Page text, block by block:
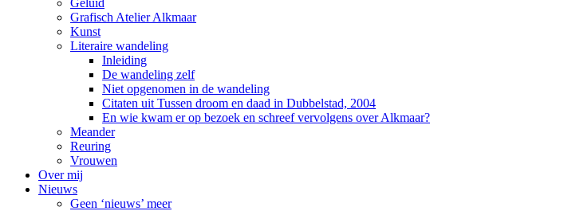
Geluid
Grafisch Atelier Alkmaar
Kunst
Literaire wandeling
Inleiding
De wandeling zelf
Niet opgenomen in de wandeling
Citaten uit Tussen droom en daad in Dubbelstad, 2004
En wie kwam er op bezoek en schreef vervolgens over Alkmaar?
Meander
Reuring
Vrouwen
Over mij
Nieuws
Geen ‘nieuws’ meer